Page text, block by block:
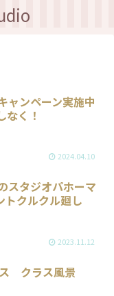
ャンペーン実施中
なく！
2024.04.10
スタジオパホーマ
トクルクル廻し
2023.11.12
クラス風景